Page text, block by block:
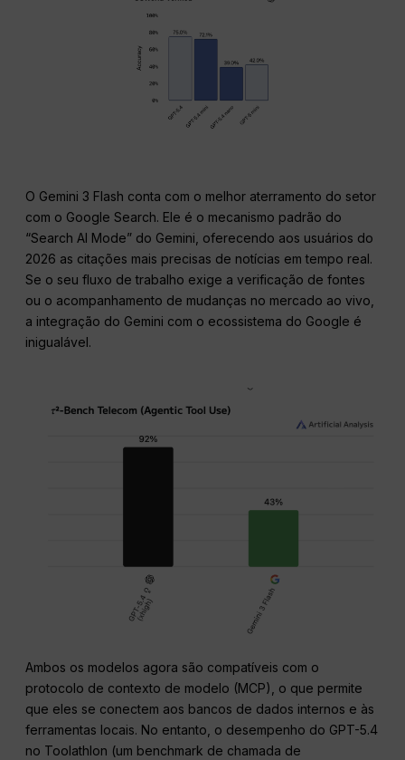
O Gemini 3 Flash conta com o melhor aterramento do setor
com o Google Search. Ele é o mecanismo padrão do
“Search AI Mode” do Gemini, oferecendo aos usuários do
2026 as citações mais precisas de notícias em tempo real.
Se o seu fluxo de trabalho exige a verificação de fontes
ou o acompanhamento de mudanças no mercado ao vivo,
a integração do Gemini com o ecossistema do Google é
inigualável.
Ambos os modelos agora são compatíveis com o
protocolo de contexto de modelo (MCP), o que permite
que eles se conectem aos bancos de dados internos e às
ferramentas locais. No entanto, o desempenho do GPT-5.4
no Toolathlon (um benchmark de chamada de